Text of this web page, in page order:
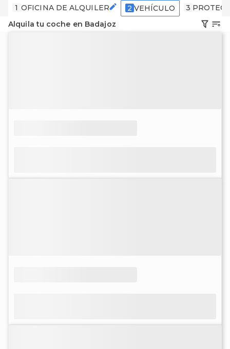
1 OFICINA DE ALQUILER 2 VEHÍCULO 3
Alquila tu coche en Badajoz